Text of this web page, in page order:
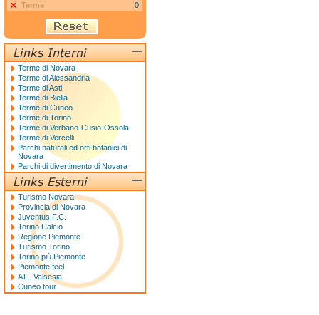
Terme
0
Terme di Novara
Terme di Alessandria
Terme di Asti
Terme di Biella
Terme di Cuneo
Terme di Torino
Terme di Verbano-Cusio-Ossola
Terme di Vercelli
Parchi naturali ed orti botanici di
Novara
Parchi di divertimento di Novara
Turismo Novara
Provincia di Novara
Juventus F.C.
Torino Calcio
Regione Piemonte
Turismo Torino
Torino più Piemonte
Piemonte feel
ATL Valsesia
Cuneo tour